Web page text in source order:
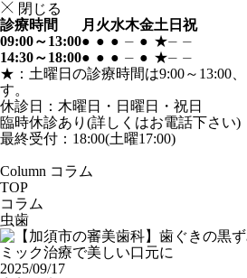
閉じる
診療時間
月 火水木金土 日祝
09:00～13:00● ● ● ⏤ ● ★⏤ ⏤
14:30～18:00● ● ● ⏤ ● ★⏤ ⏤
★：土曜日の診療時間は9:00～13:00、
す。
休診日：木曜日・日曜日・祝日
臨時休診あり(詳しくはお電話下さい)
最終受付：18:00(土曜17:00)
Column コラム
TOP
コラム
虫歯
2025/09/17